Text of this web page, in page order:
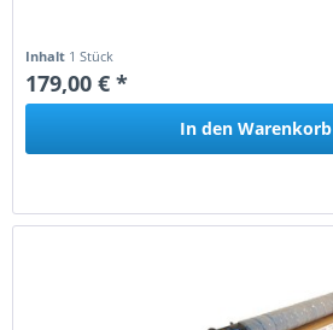
Inhalt 1 Stück
179,00 € *
In den Warenkorb